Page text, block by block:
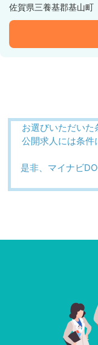
佐賀県三養基郡基山町
お選びいただい
公開求人には条
是非、マイナビ